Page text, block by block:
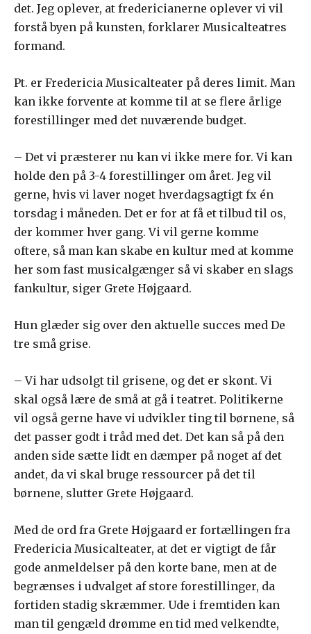
det. Jeg oplever, at fredericianerne oplever vi vil
forstå byen på kunsten, forklarer Musicalteatres
formand.
Pt. er Fredericia Musicalteater på deres limit. Man
kan ikke forvente at komme til at se flere årlige
forestillinger med det nuværende budget.
– Det vi præsterer nu kan vi ikke mere for. Vi kan
holde den på 3-4 forestillinger om året. Jeg vil
gerne, hvis vi laver noget hverdagsagtigt fx én
torsdag i måneden. Det er for at få et tilbud til os,
der kommer hver gang. Vi vil gerne komme
oftere, så man kan skabe en kultur med at komme
her som fast musicalgænger så vi skaber en slags
fankultur, siger Grete Højgaard.
Hun glæder sig over den aktuelle succes med De
tre små grise.
– Vi har udsolgt til grisene, og det er skønt. Vi
skal også lære de små at gå i teatret. Politikerne
vil også gerne have vi udvikler ting til børnene, så
det passer godt i tråd med det. Det kan så på den
anden side sætte lidt en dæmper på noget af det
andet, da vi skal bruge ressourcer på det til
børnene, slutter Grete Højgaard.
Med de ord fra Grete Højgaard er fortællingen fra
Fredericia Musicalteater, at det er vigtigt de får
gode anmeldelser på den korte bane, men at de
begrænses i udvalget af store forestillinger, da
fortiden stadig skræmmer. Ude i fremtiden kan
man til gengæld drømme en tid med velkendte,